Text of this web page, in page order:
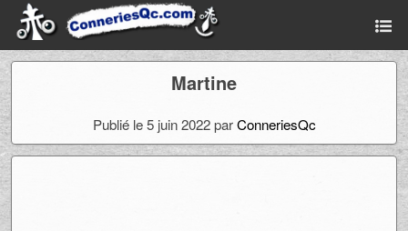
Martine
Publié le 5 juin 2022 parConneriesQc